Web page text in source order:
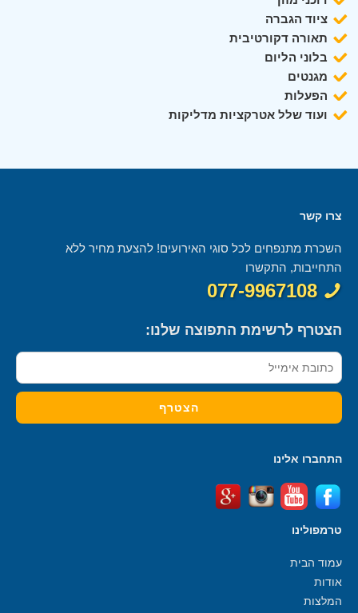
ציוד הגברה
תאורה דקורטיבית
בלוני הליום
מגנטים
הפעלות
ועוד שלל אטרקציות מדליקות
צרו קשר
השכרת מתנפחים לכל סוגי האירועים! להצעת מחיר ללא
התחייבות, התקשרו
077-9967108
הצטרף לרשימת התפוצה שלנו:
התחברו אלינו
טרמפולינו
עמוד הבית
אודות
המלצות